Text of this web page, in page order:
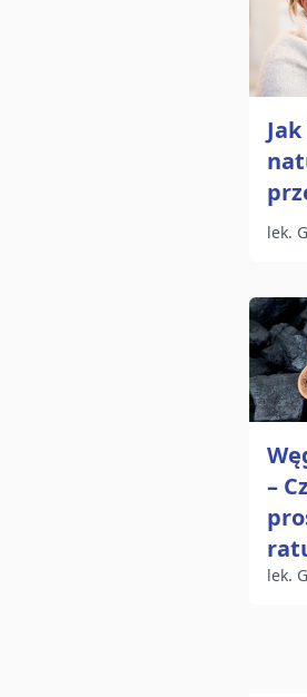
lek.
–
lek.